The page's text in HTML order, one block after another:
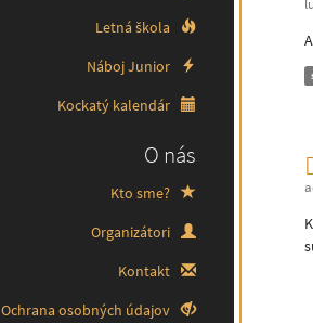
Letná škola
Náboj Junior
Kockatý kalendár
O nás
Kto sme?
Organizátori
Kontakt
Ochrana osobných údajov